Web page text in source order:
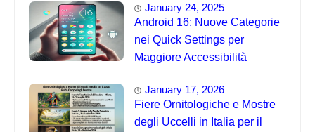
January 24, 2025
Android 16: Nuove Categorie
nei Quick Settings per
Maggiore Accessibilità
January 17, 2026
Fiere Ornitologiche e Mostre
degli Uccelli in Italia per il